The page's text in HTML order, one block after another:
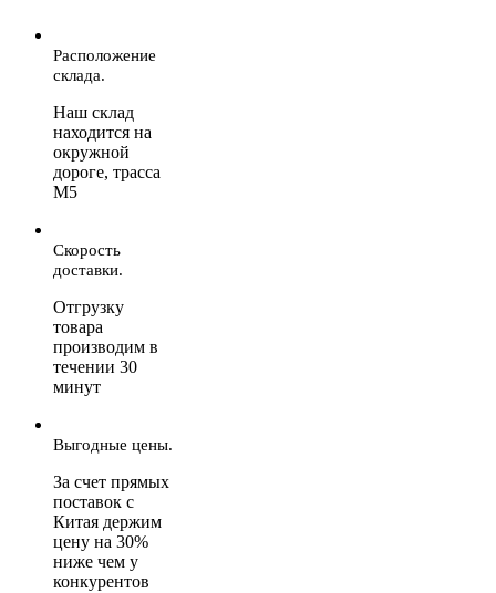
Расположение
склада.
Наш склад
находится на
окружной
дороге, трасса
М5
Скорость
доставки.
Отгрузку
товара
производим в
течении 30
минут
Выгодные цены.
За счет прямых
поставок с
Китая держим
цену на 30%
ниже чем у
конкурентов